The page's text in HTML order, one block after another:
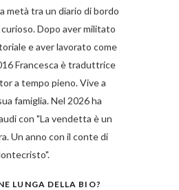
metà tra un diario di bordo
Dopo aver militato
e aver lavorato come
Francesca è traduttrice
a tempo pieno. Vive a
famiglia. Nel 2026 ha
con "La vendetta è un
Un anno con il conte di
LUNGA DELLA BIO?